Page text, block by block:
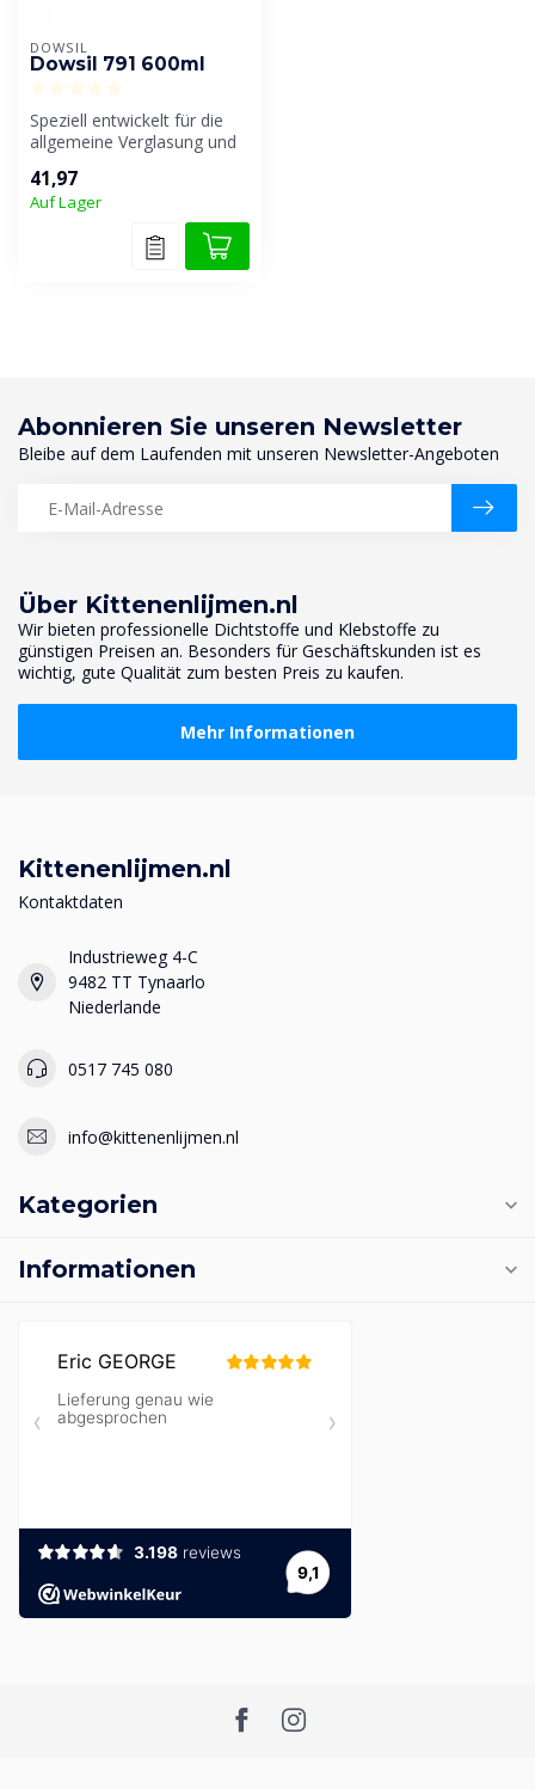
DOWSIL
Dowsil 791 600ml
Speziell entwickelt für die
allgemeine Verglasung und
Vorhangfass...
41,97
Auf Lager
Über Kittenenlijmen.nl
Wir bieten professionelle Dichtstoffe und Klebstoffe zu
günstigen Preisen an. Besonders für Geschäftskunden ist es
wichtig, gute Qualität zum besten Preis zu kaufen.
Mehr Informationen
Abonnieren Sie unseren Newsletter
Bleibe auf dem Laufenden mit unseren Newsletter-Angeboten
Kittenenlijmen.nl
Kontaktdaten
Industrieweg 4-C
9482 TT Tynaarlo
Niederlande
0517 745 080
info@kittenenlijmen.nl
Kategorien
Informationen